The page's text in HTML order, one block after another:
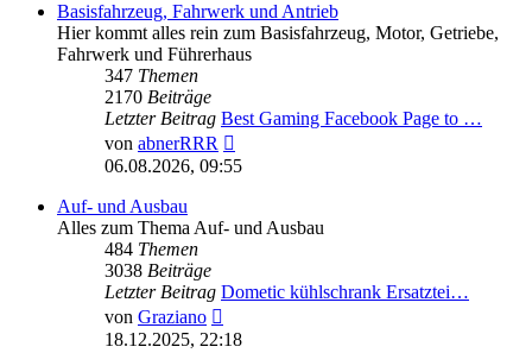
Basisfahrzeug, Fahrwerk und Antrieb
Hier kommt alles rein zum Basisfahrzeug, Motor, Getriebe,
Fahrwerk und Führerhaus
347 Themen
2170 Beiträge
Letzter Beitrag Best Gaming Facebook Page to …
von abnerRRR
Beitrag
06.08.2026, 09:55
Auf- und Ausbau
Alles zum Thema Auf- und Ausbau
484 Themen
3038 Beiträge
Letzter Beitrag Dometic kühlschrank Ersatztei…
von Graziano
Beitrag
18.12.2025, 22:18